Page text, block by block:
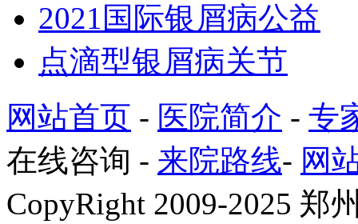
2021国际银屑病公益
点滴型银屑病关节
网站首页 - 医院简介 - 专
在线咨询 - 来院路线- 网
CopyRight 2009-2025 郑